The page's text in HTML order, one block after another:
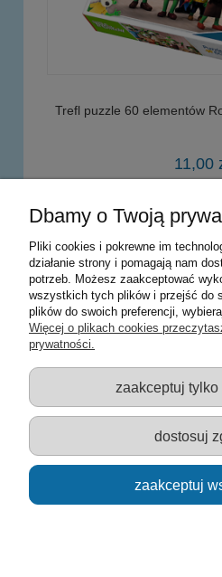
Trefl puzzle 60 elementów
11,00
do
Warunki
Moje
Informacje o
Sklep z zabawkami Łódź ::
edukacyjne :: Zestawy artystyczne
:: Zabawkownia :: zabawki dla
szkolne
Dbamy o Twoją
Pliki cookies i pokrewne im
działanie strony i pomagają nam
potrzeb. Możesz zaakceptować
wszystkich tych plików i przejść do
plików do swoich preferencji,
Więcej o plikach cookies
prywatności.
zaakceptuj
dostosuj
zaakceptuj